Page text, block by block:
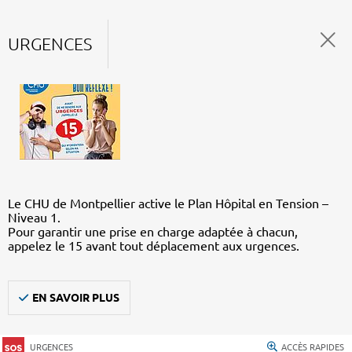
URGENCES
Le CHU de Montpellier active le Plan Hôpital en Tension –
Niveau 1.
Pour garantir une prise en charge adaptée à chacun,
appelez le 15 avant tout déplacement aux urgences.
EN SAVOIR PLUS
URGENCES ACCÈS RAPIDES